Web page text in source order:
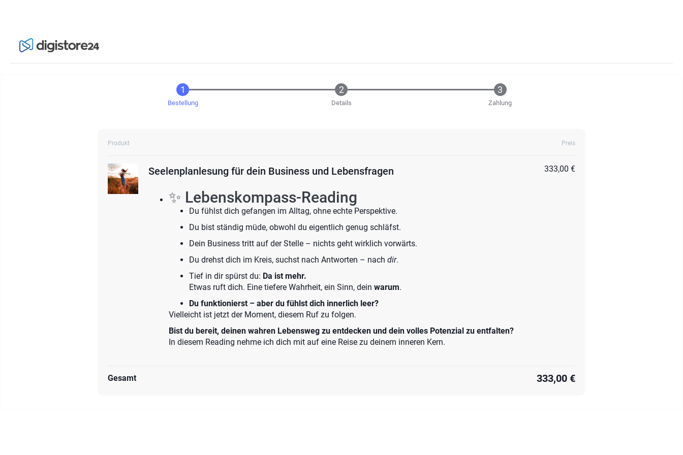
Bestellung Details Zahlung
Produkt Preis
Seelenplanlesung für dein Business und Lebensfragen
✨ Lebenskompass-Reading
Du fühlst dich gefangen im Alltag, ohne echte Perspektive.
Du bist ständig müde, obwohl du eigentlich genug schläfst.
Dein Business tritt auf der Stelle – nichts geht wirklich vorwärts.
Du drehst dich im Kreis, suchst nach Antworten – nach dir.
Tief in dir spürst du: Da ist mehr.
Etwas ruft dich. Eine tiefere Wahrheit, ein Sinn, dein warum.
Du funktionierst – aber du fühlst dich innerlich leer?
Vielleicht ist jetzt der Moment, diesem Ruf zu folgen.
Bist du bereit, deinen wahren Lebensweg zu entdecken und dein volles Potenzial zu entfalten?
In diesem Reading nehme ich dich mit auf eine Reise zu deinem inneren Kern.
333,00 €
Gesamt 333,00 €